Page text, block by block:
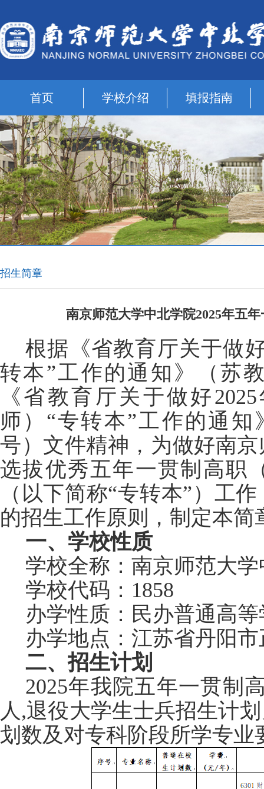
首页 学校介绍 填报指南
招生简章
南京师范大学中北学院2025年五
根据《省教育厅关于做
转本”工作的通知》（苏
《省教育厅关于做好
师）“专转本”工作的通知
号）文件精神，为做好南
选拔优秀五年一贯制高职
（以下简称“专转本”）工
的招生工作原则，制定本简
一、学校性质
学校全称：南京师范大
学校代码：1858
办学性质：民办普通高
办学地点：江苏省丹阳
二、招生计划
2025年我院五年一贯制
人,退役大学生士兵招生计
划数及对专科阶段所学专业